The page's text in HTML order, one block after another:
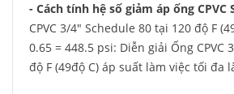
- Cách tính hệ số giảm áp ống CPVC
CPVC 3/4" Schedule 80 tại 120 độ F
0.65 = 448.5 psi: Diễn giải Ống CPVC
độ F (49độ C) áp suất làm việc tối đa